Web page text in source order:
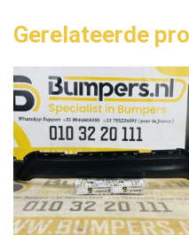
Gerelateerde